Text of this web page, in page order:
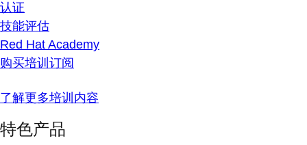
认证
技能评估
Red Hat Academy
购买培训订阅
了解更多培训内容
特色产品